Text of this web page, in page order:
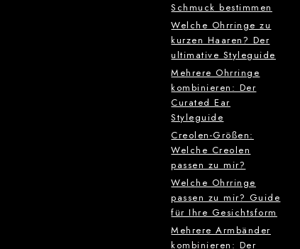
Schmuck bestimmen
Welche Ohrringe zu
kurzen Haaren? Der
ultimative Styleguide
Mehrere Ohrringe
kombinieren: Der
Curated Ear
Styleguide
Creolen-Größen:
Welche Creolen
passen zu mir?
Welche Ohrringe
passen zu mir? Guide
für Ihre Gesichtsform
Mehrere Armbänder
kombinieren: Der